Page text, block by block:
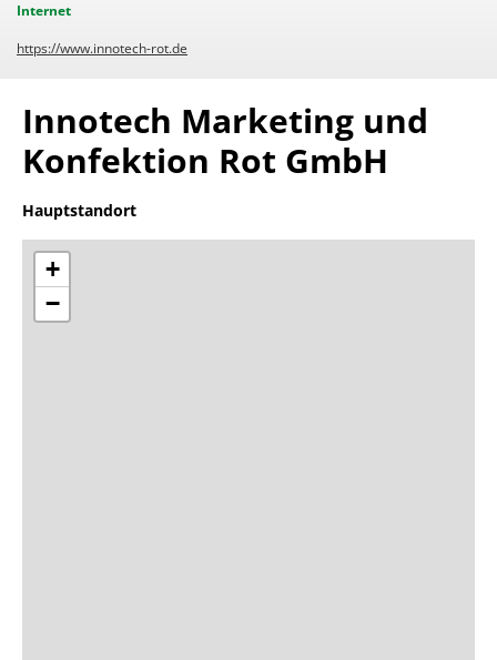
Internet
https://www.innotech-rot.de
Innotech Marketing und
Konfektion Rot GmbH
Hauptstandort
+
−